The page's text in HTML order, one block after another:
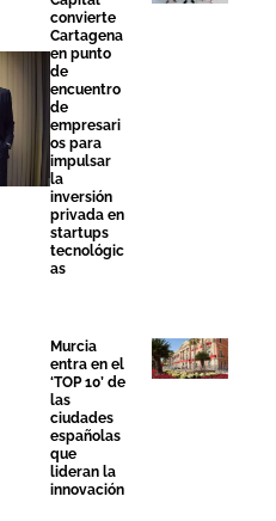
convierte
Cartagena
en punto
de
encuentro
de
empresari
os para
impulsar
la
inversión
privada en
startups
tecnológic
as
Murcia
entra en el
‘TOP 10’ de
las
ciudades
españolas
que
lideran la
innovación